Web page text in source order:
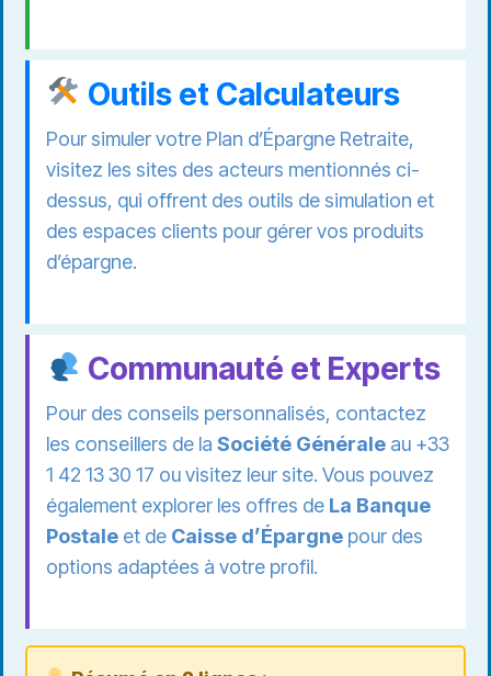
Outils et Calculateurs
Pour simuler votre Plan d’Épargne Retraite,
visitez les sites des acteurs mentionnés ci-
dessus, qui offrent des outils de simulation et
des espaces clients pour gérer vos produits
d’épargne.
Communauté et Experts
Pour des conseils personnalisés, contactez
les conseillers de la Société Générale au +33
1 42 13 30 17 ou visitez leur site. Vous pouvez
également explorer les offres de La Banque
Postale et de Caisse d’Épargne pour des
options adaptées à votre profil.